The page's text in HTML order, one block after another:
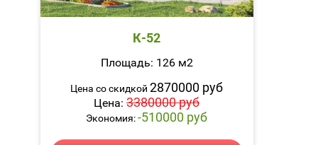
К-52
Площадь: 126 м2
Цена со скидкой 2870000 руб
Цена: 3380000 руб
Экономия:-510000 руб